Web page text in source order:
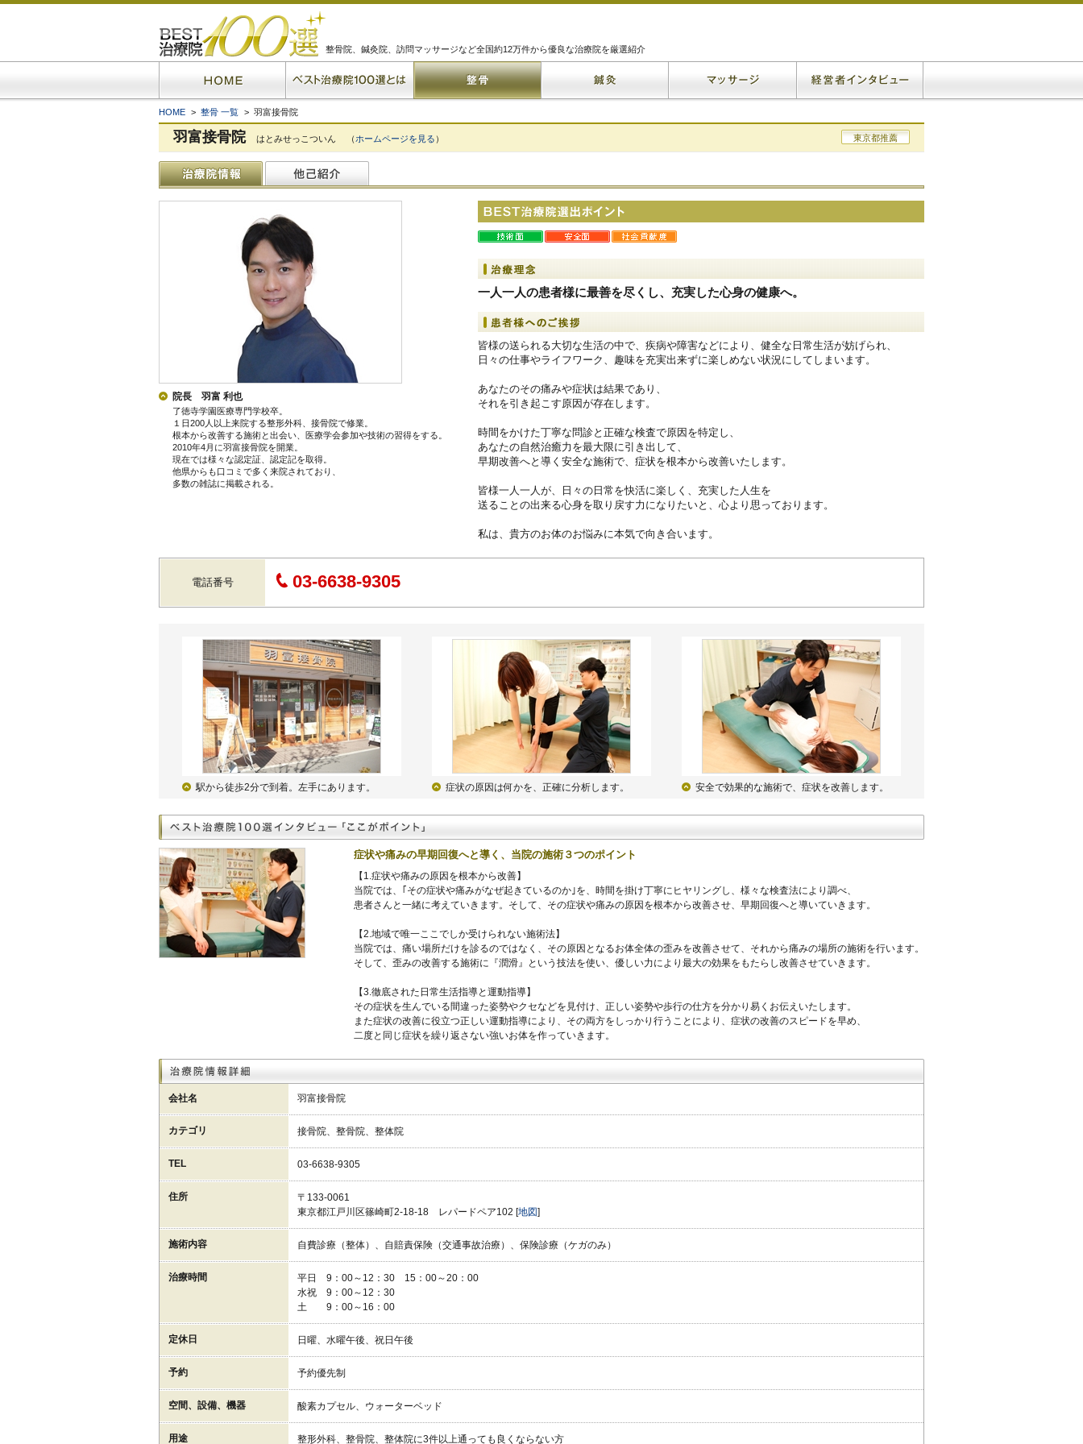
整骨院、鍼灸院、訪問マッサージなど全国約12万件から優良な治療院を厳選紹介
HOME > 整骨 一覧 > 羽富接骨院
羽富接骨院 はとみせっこついん （ ホームページを見る ） 東京都推薦
院長 羽富 利也
了徳寺学園医療専門学校卒。
１日200人以上来院する整形外科、接骨院で修業。
根本から改善する施術と出会い、医療学会参加や技術の習得をする。
2010年4月に羽富接骨院を開業。
現在では様々な認定証、認定記を取得。
他県からも口コミで多く来院されており、
多数の雑誌に掲載される。
一人一人の患者様に最善を尽くし、充実した心身の健康へ。
皆様の送られる大切な生活の中で、疾病や障害などにより、健全な日常生活が妨げられ、
日々の仕事やライフワーク、趣味を充実出来ずに楽しめない状況にしてしまいます。
あなたのその痛みや症状は結果であり、
それを引き起こす原因が存在します。
時間をかけた丁寧な問診と正確な検査で原因を特定し、
あなたの自然治癒力を最大限に引き出して、
早期改善へと導く安全な施術で、症状を根本から改善いたします。
皆様一人一人が、日々の日常を快活に楽しく、充実した人生を
送ることの出来る心身を取り戻す力になりたいと、心より思っております。
私は、貴方のお体のお悩みに本気で向き合います。
電話番号 03-6638-9305
駅から徒歩2分で到着。左手にあります。 症状の原因は何かを、正確に分析します。 安全で効果的な施術で、症状を改善します。
症状や痛みの早期回復へと導く、当院の施術３つのポイント
【1.症状や痛みの原因を根本から改善】
当院では、｢その症状や痛みがなぜ起きているのか｣を、時間を掛け丁寧にヒヤリングし、様々な検査法により調べ、
患者さんと一緒に考えていきます。そして、その症状や痛みの原因を根本から改善させ、早期回復へと導いていきます。
【2.地域で唯一ここでしか受けられない施術法】
当院では、痛い場所だけを診るのではなく、その原因となるお体全体の歪みを改善させて、それから痛みの場所の施術を行います。
そして、歪みの改善する施術に『潤滑』という技法を使い、優しい力により最大の効果をもたらし改善させていきます。
【3.徹底された日常生活指導と運動指導】
その症状を生んでいる間違った姿勢やクセなどを見付け、正しい姿勢や歩行の仕方を分かり易くお伝えいたします。
また症状の改善に役立つ正しい運動指導により、その両方をしっかり行うことにより、症状の改善のスピードを早め、
二度と同じ症状を繰り返さない強いお体を作っていきます。
会社名 羽富接骨院
カテゴリ 接骨院、整骨院、整体院
TEL 03-6638-9305
住所
〒133-0061
東京都江戸川区篠崎町2-18-18 レパードペア102 [地図]
施術内容 自費診療（整体）、自賠責保険（交通事故治療）、保険診療（ケガのみ）
治療時間
平日 9：00～12：30 15：00～20：00
水祝 9：00～12：30
土 9：00～16：00
定休日 日曜、水曜午後、祝日午後
予約 予約優先制
空間、設備、機器 酸素カプセル、ウォーターベッド
用途 整形外科、整骨院、整体院に3件以上通っても良くならない方